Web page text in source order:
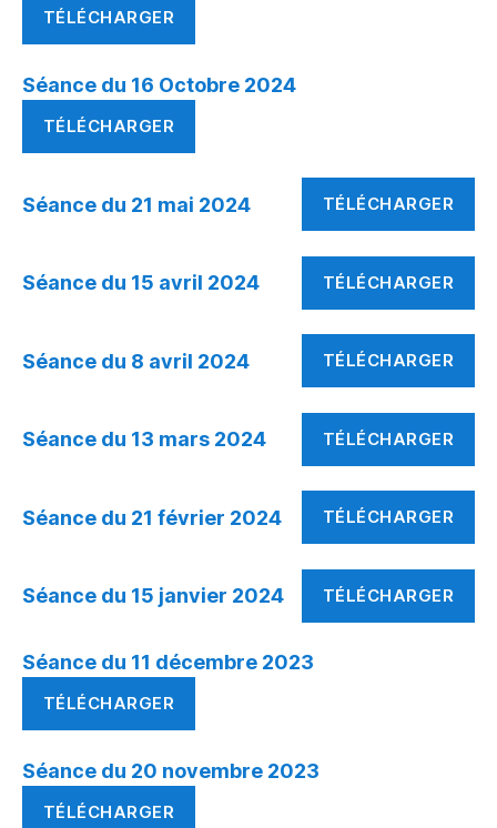
TÉLÉCHARGER
Séance du 16 Octobre 2024
TÉLÉCHARGER
Séance du 21 mai 2024 TÉLÉCHARGER
Séance du 15 avril 2024 TÉLÉCHARGER
Séance du 8 avril 2024 TÉLÉCHARGER
Séance du 13 mars 2024 TÉLÉCHARGER
Séance du 21 février 2024 TÉLÉCHARGER
Séance du 15 janvier 2024 TÉLÉCHARGER
Séance du 11 décembre 2023
TÉLÉCHARGER
Séance du 20 novembre 2023
TÉLÉCHARGER